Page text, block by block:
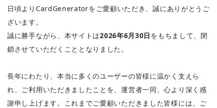
日頃よりCardGeneratorをご愛顧いただき、誠にありがとうご
ざいます。
誠に勝手ながら、本サイトは2026年6月30日 をもちまして、閉
鎖させていただくこととなりました。
長年にわたり、本当に多くのユーザーの皆様に温かく支えら
れ、ご利用いただきましたことを、運営者一同、心より深く感
謝申し上げます。これまでご愛顧いただきました皆様には、ご